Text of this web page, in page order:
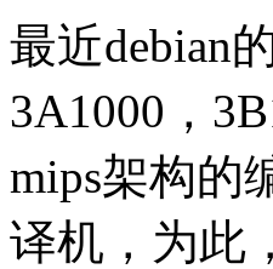
最近debian
3A1000，
mips架构的
译机，为此